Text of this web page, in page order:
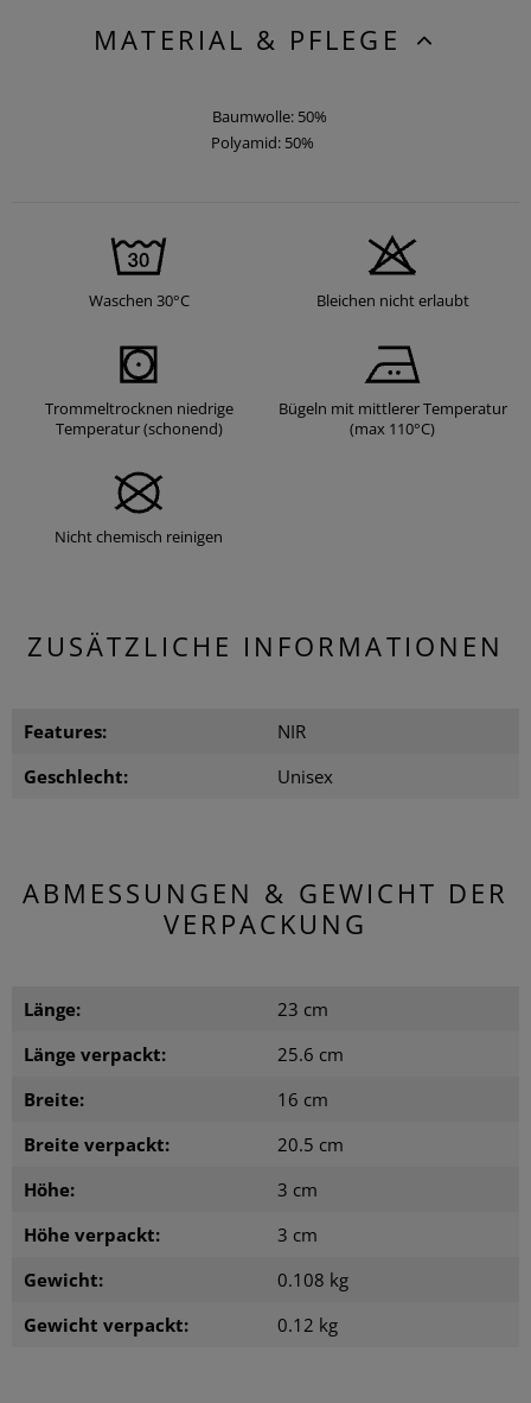
MATERIAL & PFLEGE
Baumwolle: 50%
Polyamid: 50%
Waschen 30°C Bleichen nicht erlaubt
Trommeltrocknen niedrige
Temperatur (schonend)
Bügeln mit mittlerer Temperatur
(max 110°C)
Nicht chemisch reinigen
ZUSÄTZLICHE INFORMATIONEN
Features:
NIR
Geschlecht:
Unisex
ABMESSUNGEN & GEWICHT DER
VERPACKUNG
Länge:
23 cm
Länge verpackt:
25.6 cm
Breite:
16 cm
Breite verpackt:
20.5 cm
Höhe:
3 cm
Höhe verpackt:
3 cm
Gewicht:
0.108 kg
Gewicht verpackt:
0.12 kg